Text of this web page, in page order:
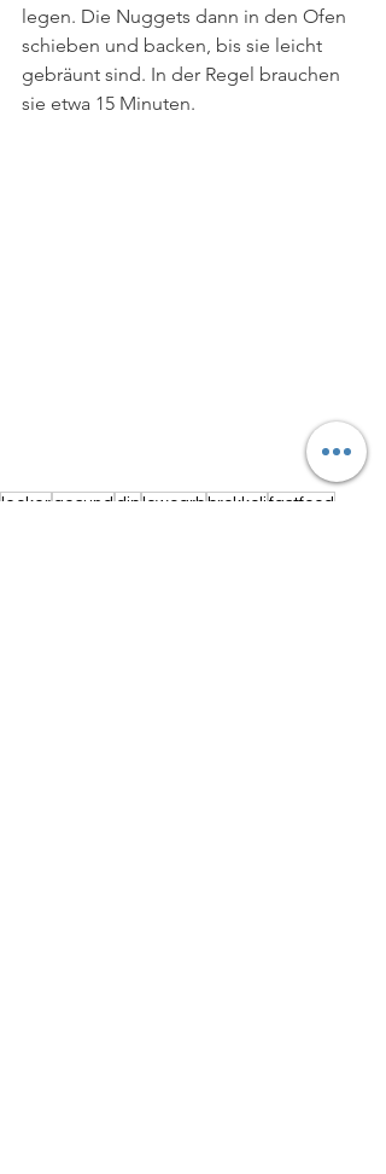
legen. Die Nuggets dann in den Ofen
schieben und backen, bis sie leicht
gebräunt sind. In der Regel brauchen
sie etwa 15 Minuten.
lecker gesund dip lowcarb brokkoli fastfood